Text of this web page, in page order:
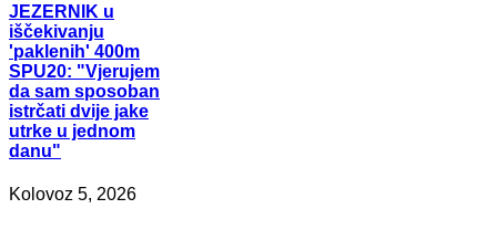
JEZERNIK u
iščekivanju
'paklenih' 400m
SPU20: "Vjerujem
da sam sposoban
istrčati dvije jake
utrke u jednom
danu"
Kolovoz 5, 2026